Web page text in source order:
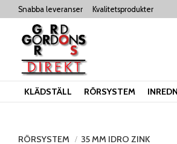
Snabba leveranser Kvalitetsprodukter
KLÄDSTÄLL RÖRSYSTEM
RÖRSYSTEM 35 MM IDRO ZINK